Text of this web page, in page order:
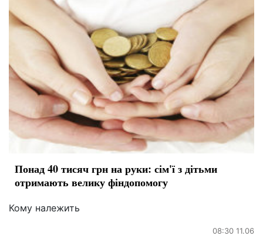
Понад 40 тисяч грн на руки: сім'ї з дітьми
отримають велику фіндопомогу
Кому належить
08:30 11.06